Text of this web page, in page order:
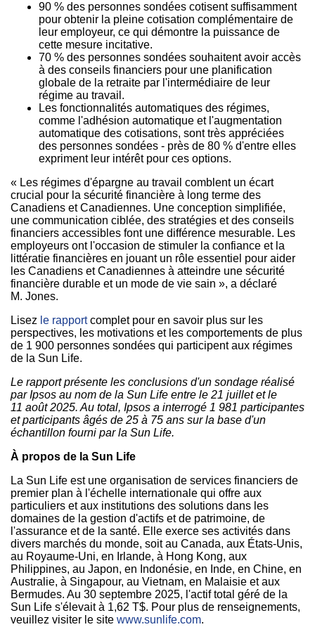
90 % des personnes sondées cotisent suffisamment
pour obtenir la pleine cotisation complémentaire de
leur employeur, ce qui démontre la puissance de
cette mesure incitative.
70 % des personnes sondées souhaitent avoir accès
à des conseils financiers pour une planification
globale de la retraite par l'intermédiaire de leur
régime au travail.
Les fonctionnalités automatiques des régimes,
comme l'adhésion automatique et l'augmentation
automatique des cotisations, sont très appréciées
des personnes sondées - près de 80 % d'entre elles
expriment leur intérêt pour ces options.
« Les régimes d'épargne au travail comblent un écart
crucial pour la sécurité financière à long terme des
Canadiens et Canadiennes. Une conception simplifiée,
une communication ciblée, des stratégies et des conseils
financiers accessibles font une différence mesurable. Les
employeurs ont l'occasion de stimuler la confiance et la
littératie financières en jouant un rôle essentiel pour aider
les Canadiens et Canadiennes à atteindre une sécurité
financière durable et un mode de vie sain », a déclaré
M. Jones.
Lisez le rapportcomplet pour en savoir plus sur les
perspectives, les motivations et les comportements de plus
de 1 900 personnes sondées qui participent aux régimes
de la Sun Life.
Le rapport présente les conclusions d'un sondage réalisé
par Ipsos au nom de la Sun Life entre le 21 juillet et le
11 août 2025. Au total, Ipsos a interrogé 1 981 participantes
et participants âgés de 25 à 75 ans sur la base d'un
échantillon fourni par la Sun Life.
À propos de la Sun Life
La Sun Life est une organisation de services financiers de
premier plan à l'échelle internationale qui offre aux
particuliers et aux institutions des solutions dans les
domaines de la gestion d'actifs et de patrimoine, de
l'assurance et de la santé. Elle exerce ses activités dans
divers marchés du monde, soit au Canada, aux États-Unis,
au Royaume-Uni, en Irlande, à Hong Kong, aux
Philippines, au Japon, en Indonésie, en Inde, en Chine, en
Australie, à Singapour, au Vietnam, en Malaisie et aux
Bermudes. Au 30 septembre 2025, l'actif total géré de la
Sun Life s'élevait à 1,62 T$. Pour plus de renseignements,
veuillez visiter le site www.sunlife.com.